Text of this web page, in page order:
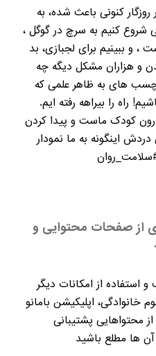
کنونی باعث شده، به
کنیم به سرچ در گوگل ،
، و ببینیم برای لجبازی، بد
و هزاران مشکل دیگه چه
های به ظاهر علمی که
راه را بیراهه رفته ایم.
کودک ماست و پیدا کردن
اینگونه به ما نمودار
از صفحات محتوایی و
استفاده از امکانات دیگر
خانوادگی، اپلیکیشن بامانو
محتواهایی پشتیبانی
ها مطلع باشید